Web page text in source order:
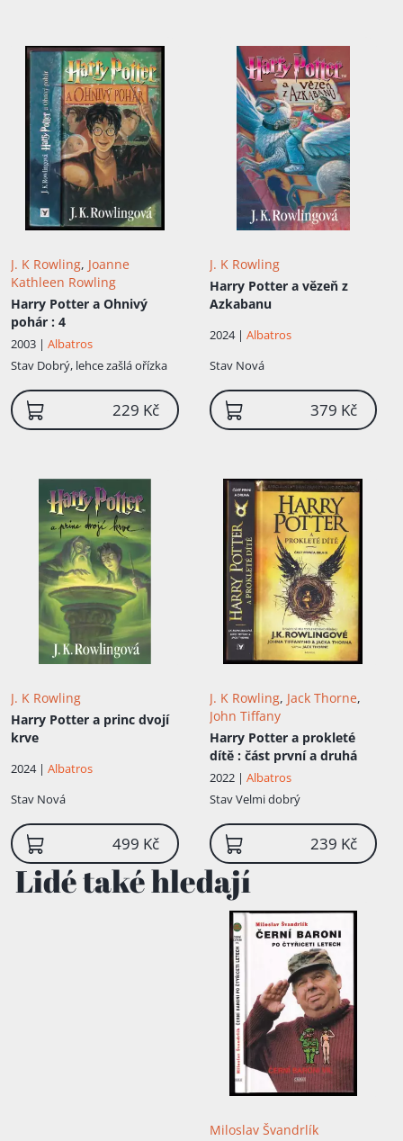
vytanula podoba Harryho Pottera… Po
smrti své matky odjela do portugalského
Porta učit angličtinu. Po odpoledních ...
J. K Rowling, Joanne
Kathleen Rowling
Harry Potter a Ohnivý
pohár : 4
2003 | Albatros
Stav Dobrý, lehce zašlá ořízka
229 Kč
J. K Rowling
Harry Potter a vězeň z
Azkabanu
2024 | Albatros
Stav Nová
379 Kč
J. K Rowling
Harry Potter a princ dvojí
krve
2024 | Albatros
Stav Nová
499 Kč
J. K Rowling, Jack Thorne,
John Tiffany
Harry Potter a prokleté
dítě : část první a druhá
2022 | Albatros
StavVelmi dobrý
239 Kč
Lidé také hledají
Miloslav Švandrlík